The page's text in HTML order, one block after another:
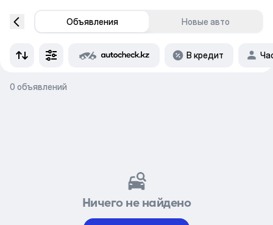
Объявления Новые авто
В кредит
0 объявлений
Ничего не найдено